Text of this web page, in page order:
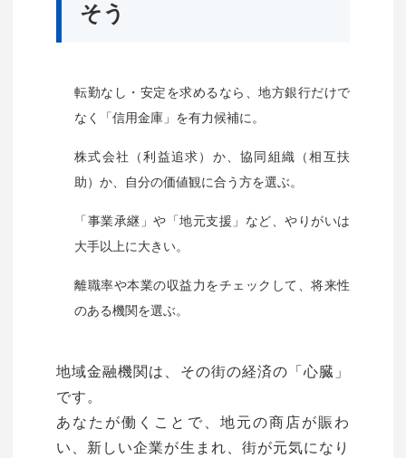
そう
転勤なし・安定を求めるなら、地方銀行だけで
なく「信用金庫」を有力候補に。
株式会社（利益追求）か、協同組織（相互扶
助）か、自分の価値観に合う方を選ぶ。
「事業承継」や「地元支援」など、やりがいは
大手以上に大きい。
離職率や本業の収益力をチェックして、将来性
のある機関を選ぶ。
地域金融機関は、その街の経済の「心臓」
です。
あなたが働くことで、地元の商店が賑わ
い、新しい企業が生まれ、街が元気になり